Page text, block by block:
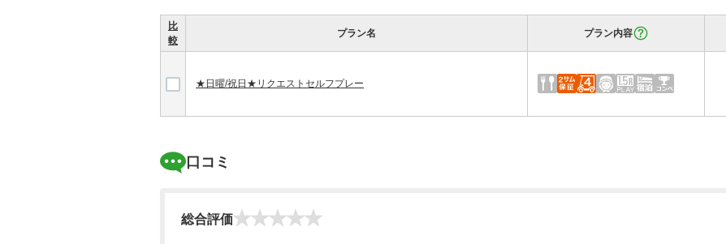
比
較
プラン名 プラン内容
★日曜/祝日★リクエストセルフプレー
口コミ
総合評価